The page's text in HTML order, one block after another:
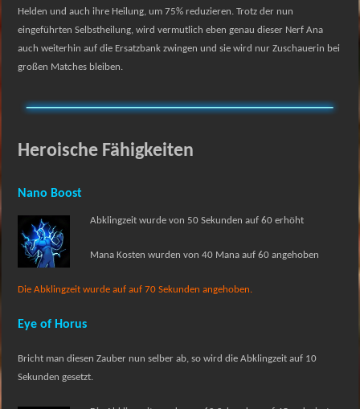
Helden und auch ihre Heilung, um 75% reduzieren. Trotz der nun
eingeführten Selbstheilung, wird vermutlich eben genau dieser Nerf Ana
auch weiterhin auf die Ersatzbank zwingen und sie wird nur Zuschauerin bei
großen Matches bleiben.
Heroische Fähigkeiten
Nano Boost
Abklingzeit wurde von 50 Sekunden auf 60 erhöht
Mana Kosten wurden von 40 Mana auf 60 angehoben
Die Abklingzeit wurde auf auf 70 Sekunden angehoben.
Eye of Horus
Bricht man diesen Zauber nun selber ab, so wird die Abklingzeit auf 10
Sekunden gesetzt.